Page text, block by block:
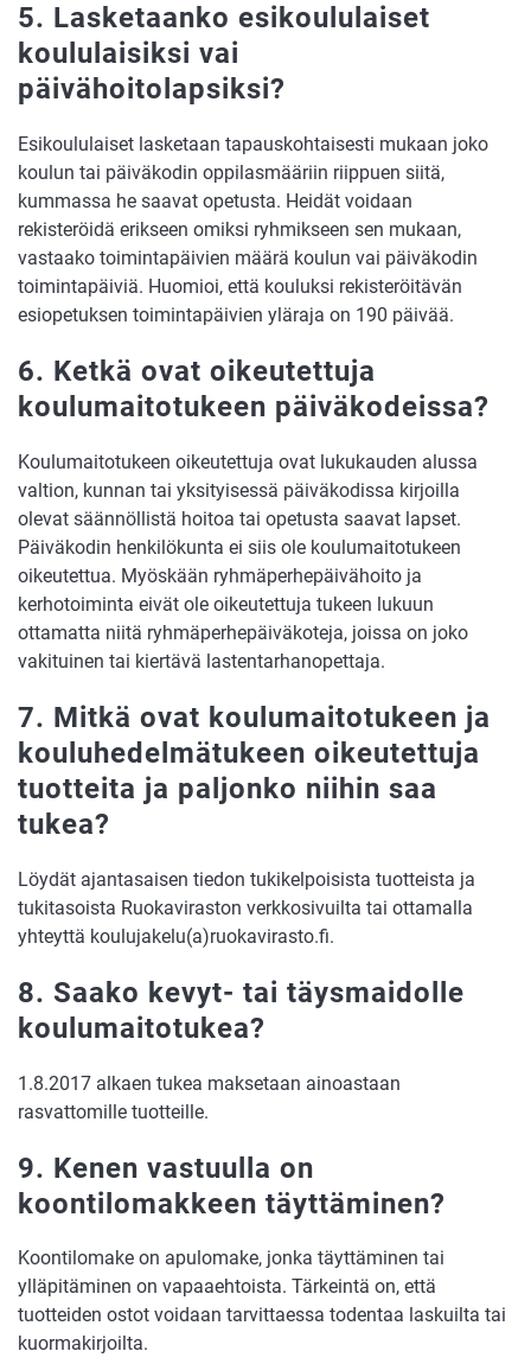
5. Lasketaanko esikoululaiset
koululaisiksi vai
päivähoitolapsiksi?
Esikoululaiset lasketaan tapauskohtaisesti mukaan joko
koulun tai päiväkodin oppilasmääriin riippuen siitä,
kummassa he saavat opetusta. Heidät voidaan
rekisteröidä erikseen omiksi ryhmikseen sen mukaan,
vastaako toimintapäivien määrä koulun vai päiväkodin
toimintapäiviä. Huomioi, että kouluksi rekisteröitävän
esiopetuksen toimintapäivien yläraja on 190 päivää.
6. Ketkä ovat oikeutettuja
koulumaitotukeen päiväkodeissa?
Koulumaitotukeen oikeutettuja ovat lukukauden alussa
valtion, kunnan tai yksityisessä päiväkodissa kirjoilla
olevat säännöllistä hoitoa tai opetusta saavat lapset.
Päiväkodin henkilökunta ei siis ole koulumaitotukeen
oikeutettua. Myöskään ryhmäperhepäivähoito ja
kerhotoiminta eivät ole oikeutettuja tukeen lukuun
ottamatta niitä ryhmäperhepäiväkoteja, joissa on joko
vakituinen tai kiertävä lastentarhanopettaja.
7. Mitkä ovat koulumaitotukeen ja
kouluhedelmätukeen oikeutettuja
tuotteita ja paljonko niihin saa
tukea?
Löydät ajantasaisen tiedon tukikelpoisista tuotteista ja
tukitasoista Ruokaviraston verkkosivuilta tai ottamalla
yhteyttä koulujakelu(a)ruokavirasto.fi.
8. Saako kevyt- tai täysmaidolle
koulumaitotukea?
1.8.2017 alkaen tukea maksetaan ainoastaan
rasvattomille tuotteille.
9. Kenen vastuulla on
koontilomakkeen täyttäminen?
Koontilomake on apulomake, jonka täyttäminen tai
ylläpitäminen on vapaaehtoista. Tärkeintä on, että
tuotteiden ostot voidaan tarvittaessa todentaa laskuilta tai
kuormakirjoilta.